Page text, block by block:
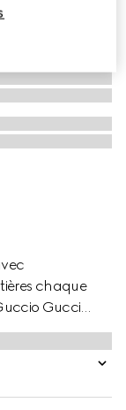
chaque
Gucci
qui arborent
dans
d’un